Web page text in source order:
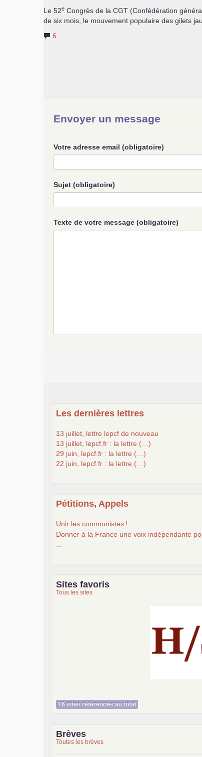
Le 52e Congrès de la CGT (Confédération
de six mois, le mouvement populaire des gilets
6
Envoyer un message
Votre adresse email (obligatoire)
Sujet (obligatoire)
Texte de votre message (obligatoire)
Les dernières lettres
13 juillet, lettre lepcf de nouveau
13 juillet, lepcf.fr : la lettre (…)
29 juin, lepcf.fr : la lettre (…)
22 juin, lepcf.fr : la lettre (…)
Pétitions, Appels
Unir les communistes !
Donner à la France une voix indépendante
Sites favoris
Tous les sites
16 sites référencés au total
Brèves
Toutes les brèves